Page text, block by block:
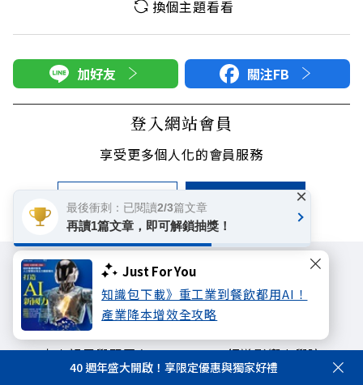
Just For You
知識包下載》重工業到餐飲都用AI！
產業降本增效全攻略
換個主題看看
加好友 關注FB
登入網站會員
享受更多個人化的會員服務
會員登入
遠見雜誌
未來親子學習平台
50+ 領導影響力學院
40 週年盛大開啟！享限定優惠與獨家好禮
最後衝刺：已閱讀2/3篇文章
再讀1篇文章，即可解鎖抽獎！
×